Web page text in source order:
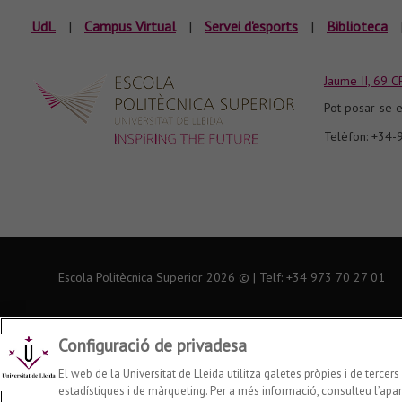
UdL | Campus Virtual | Servei d'esports | Biblioteca
Jaume II, 69
Pot posar-se
Telèfon:
Escola Politècnica Superior 2026 © | Telf: +34 973 70 27 01
Configuració de privadesa
El web de la Universitat de Lleida utilitza galetes pròpies i de
estadístiques i de màrqueting. Per a més informació, consulteu